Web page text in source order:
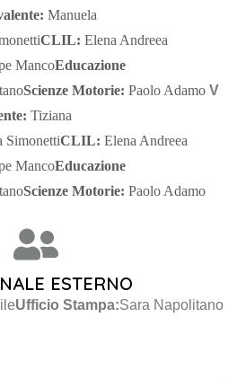
Manuela
CLIL: Elena Andreea
MancoEducazione
Scienze Motorie: Paolo Adamo V
Tiziana
SimonettiCLIL: Elena Andreea
MancoEducazione
Scienze Motorie: Paolo Adamo
ESTERNO
Ufficio Stampa:Sara Napolitano